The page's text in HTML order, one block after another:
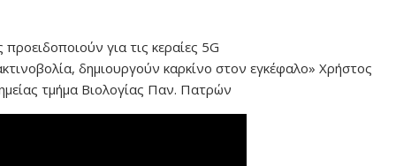
για τις κεραίες 5G
δημιουργούν καρκίνο στον εγκέφαλο» Χρήστος
τμήμα Βιολογίας Παν. Πατρών